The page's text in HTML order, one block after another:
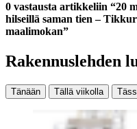
0 vastausta artikkeliin “20
hilseillä saman tien –
maalimokan”
Rakennuslehden
Tänään Tällä viikolla